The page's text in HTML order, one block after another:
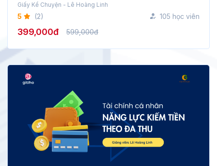
Giấy Kể Chuyện - Lê Hoàng Linh
5 (2) 105 học viên
399,000đ 599,000đ